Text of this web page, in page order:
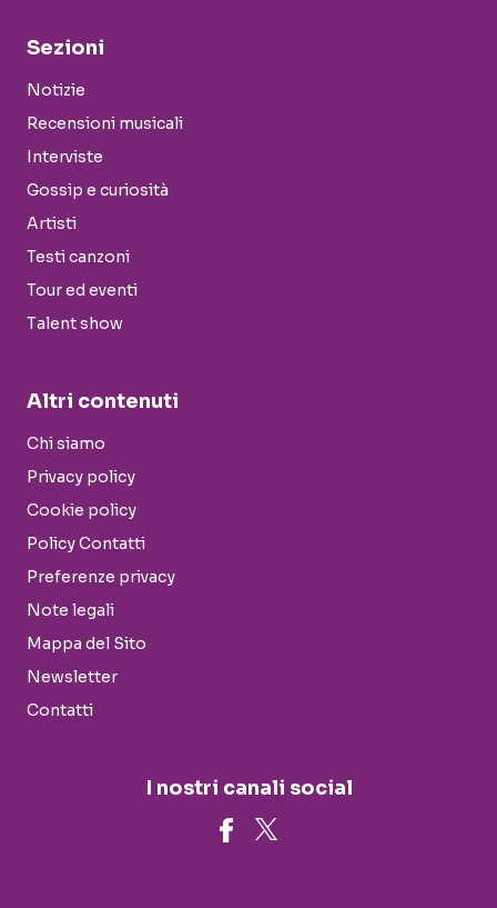
Sezioni
Notizie
Recensioni musicali
Interviste
Gossip e curiosità
Artisti
Testi canzoni
Tour ed eventi
Talent show
Altri contenuti
Chi siamo
Privacy policy
Cookie policy
Policy Contatti
Preferenze privacy
Note legali
Mappa del Sito
Newsletter
Contatti
I nostri canali social